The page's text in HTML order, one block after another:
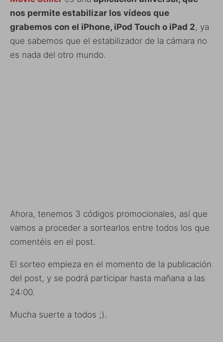
nos permite estabilizar los vídeos que
grabemos con el iPhone, iPod Touch o iPad 2, ya
que sabemos que el estabilizador de la cámara no
es nada del otro mundo.
Ahora, tenemos 3 códigos promocionales, así que
vamos a proceder a sortearlos entre todos los que
comentéis en el post.
El sorteo empieza en el momento de la publicación
del post, y se podrá participar hasta mañana a las
24:00.
Mucha suerte a todos ;).